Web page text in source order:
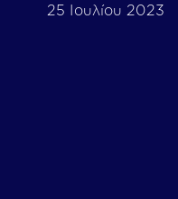
25 Ιουλίου 2023